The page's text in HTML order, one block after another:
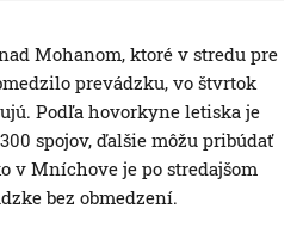
Mohanom, ktoré v stredu pre
prevádzku, vo štvrtok
Podľa hovorkyne letiska je
spojov, ďalšie môžu pribúdať
v Mníchove je po stredajšom
bez obmedzení.